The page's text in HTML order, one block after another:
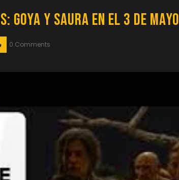
y Saura en el 3 de mayo
0 Comments